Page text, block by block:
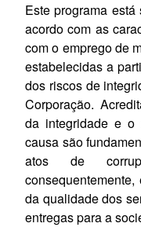
Este programa
acordo com as
com o emprego de
estabelecidas a
dos riscos de
Corporação.
da integridade e o
causa são
atos de
da qualidade dos
entregas para a